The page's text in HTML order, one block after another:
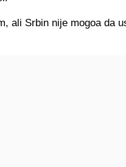
ali Srbin nije mogoa da